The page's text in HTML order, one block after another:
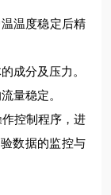
温度稳定后精
成分及压力。
量稳定。
控制程序，进
数据的监控与